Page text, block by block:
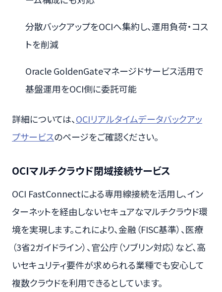
分散バックアップをOCIへ集約し、運用負荷・コス
トを削減
Oracle GoldenGateマネージドサービス活用で
基盤運用をOCI側に委託可能
詳細については、OCIリアルタイムデータバックアッ
プサービスのページをご確認ください。
OCIマルチクラウド閉域接続サービス
OCI FastConnectによる専用線接続を活用し、イン
ターネットを経由しないセキュアなマルチクラウド環
境を実現します。これにより、金融（FISC基準）、医療
（3省2ガイドライン）、官公庁（ソブリン対応）など、高
いセキュリティ要件が求められる業種でも安心して
複数クラウドを利用できるとしています。